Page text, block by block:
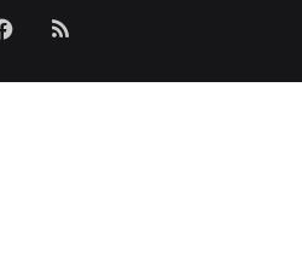
Facebook
RSS